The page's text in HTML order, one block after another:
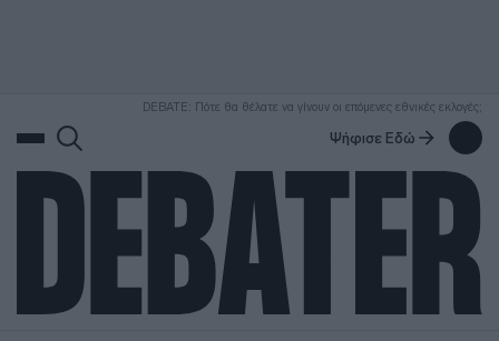
DEBATE: Πότε θα θέλατε να γίνουν οι επόμενες εθνικές εκλογές;
Ψήφισε Εδώ